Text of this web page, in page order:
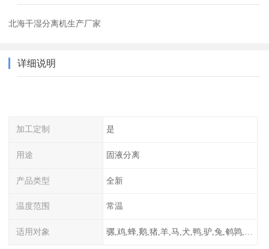
北海干湿分离机生产厂家
详细说明
加工定制 是
用途 固液分离
产品类型 全新
温度范围 常温
适用对象 骡,鸡,蜂,鹅,猪,羊,马,犬,鸭,驴,兔,鹌鹑,牛,鸽